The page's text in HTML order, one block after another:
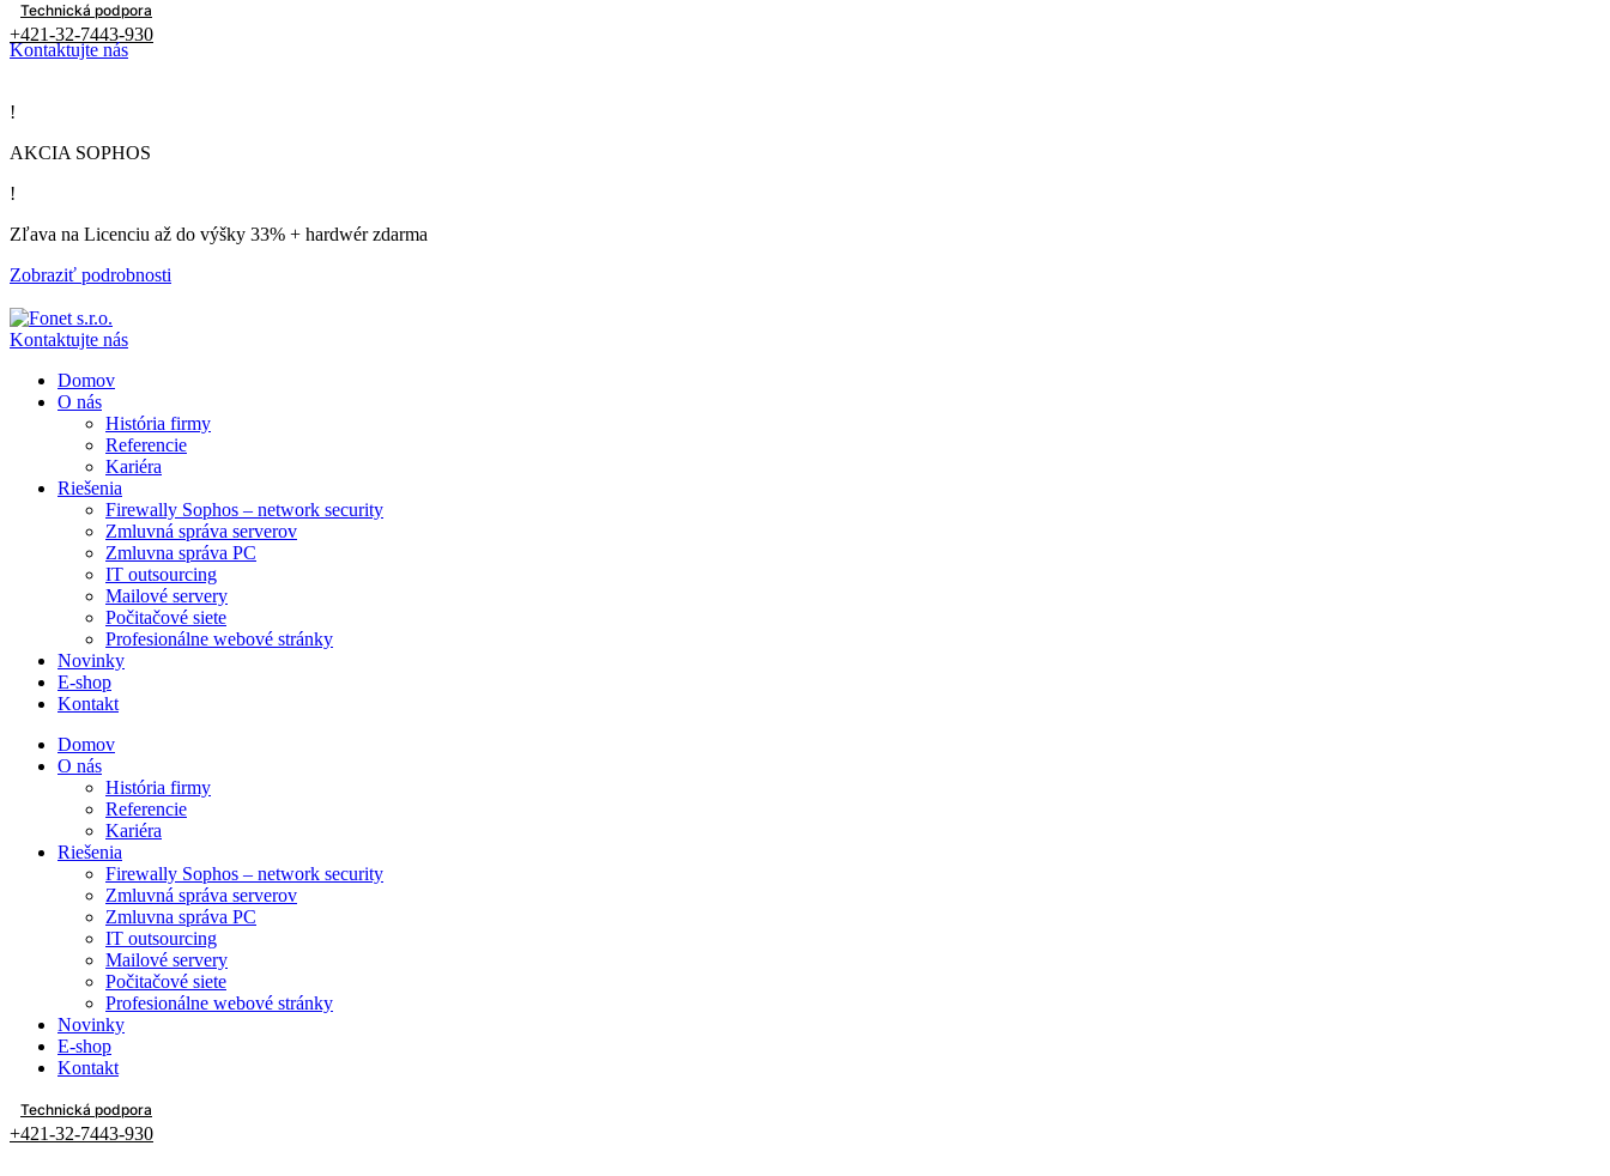
Technická podpora
+421-32-7443-930
Kontaktujte nás
!
AKCIA SOPHOS
!
Zľava na Licenciu až do výšky 33% + hardwér zdarma
Zobraziť podrobnosti
Kontaktujte nás
Domov
O nás
História firmy
Referencie
Kariéra
Riešenia
Firewally Sophos – network security
Zmluvná správa serverov
Zmluvna správa PC
IT outsourcing
Mailové servery
Počitačové siete
Profesionálne webové stránky
Novinky
E-shop
Kontakt
Domov
O nás
História firmy
Referencie
Kariéra
Riešenia
Firewally Sophos – network security
Zmluvná správa serverov
Zmluvna správa PC
IT outsourcing
Mailové servery
Počitačové siete
Profesionálne webové stránky
Novinky
E-shop
Kontakt
Technická podpora
+421-32-7443-930